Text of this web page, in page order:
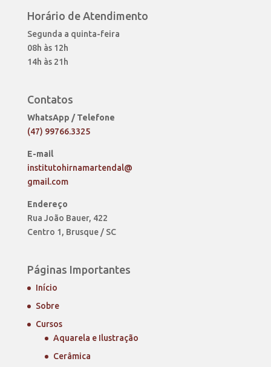
Horário de Atendimento
Segunda a quinta-feira
08h às 12h
14h às 21h
Contatos
WhatsApp / Telefone
(47) 99766.3325
E-mail
institutohirnamartendal@
gmail.com
Endereço
Rua João Bauer, 422
Centro 1, Brusque / SC
Páginas Importantes
Início
Sobre
Cursos
Aquarela e Ilustração
Cerâmica